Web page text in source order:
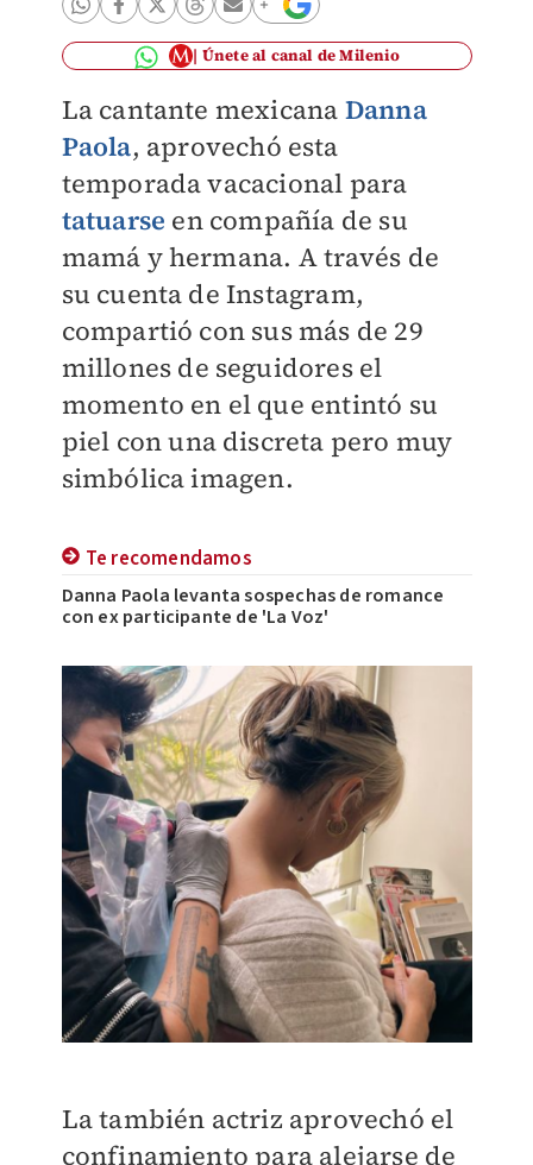
Únete al canal de Milenio
La cantante mexicana Danna
Paola, aprovechó esta
temporada vacacional para
tatuarse en compañía de su
mamá y hermana. A través de
su cuenta de Instagram,
compartió con sus más de 29
millones de seguidores el
momento en el que entintó su
piel con una discreta pero muy
simbólica imagen.
Te recomendamos
Danna Paola levanta sospechas de romance
con ex participante de 'La Voz'
La también actriz aprovechó el
confinamiento para alejarse de